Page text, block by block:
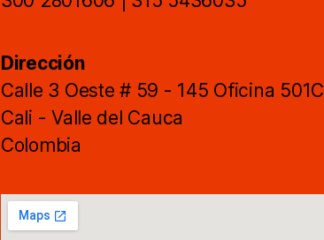
Dirección
Calle 3 Oeste # 59 - 145 Oficina 501C
Cali - Valle del Cauca
Colombia